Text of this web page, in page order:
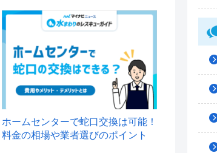
ホームセンターで蛇口交換は可能！
料金の相場や業者選びのポイント